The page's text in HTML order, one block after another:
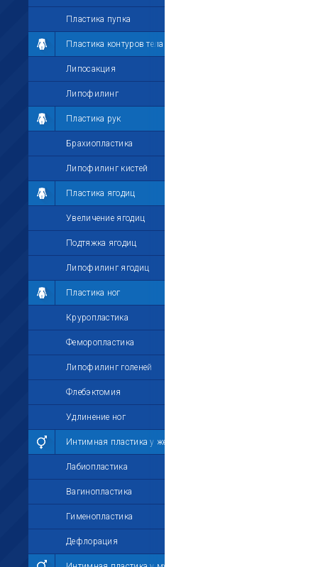
Пластика пупка
Пластика контуров тела
Липосакция
Липофилинг
Пластика рук
Брахиопластика
Липофилинг кистей
Пластика ягодиц
Увеличение ягодиц
Подтяжка ягодиц
Липофилинг ягодиц
Пластика ног
Круропластика
Феморопластика
Липофилинг голеней
Флебэктомия
Удлинение ног
Интимная пластика у женщин
Лабиопластика
Вагинопластика
Гименопластика
Дефлорация